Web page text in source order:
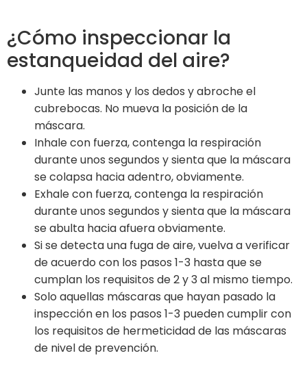
¿Cómo inspeccionar la
estanqueidad del aire?
Junte las manos y los dedos y abroche el
cubrebocas. No mueva la posición de la
máscara.
Inhale con fuerza, contenga la respiración
durante unos segundos y sienta que la máscara
se colapsa hacia adentro, obviamente.
Exhale con fuerza, contenga la respiración
durante unos segundos y sienta que la máscara
se abulta hacia afuera obviamente.
Si se detecta una fuga de aire, vuelva a verificar
de acuerdo con los pasos 1-3 hasta que se
cumplan los requisitos de 2 y 3 al mismo tiempo.
Solo aquellas máscaras que hayan pasado la
inspección en los pasos 1-3 pueden cumplir con
los requisitos de hermeticidad de las máscaras
de nivel de prevención.